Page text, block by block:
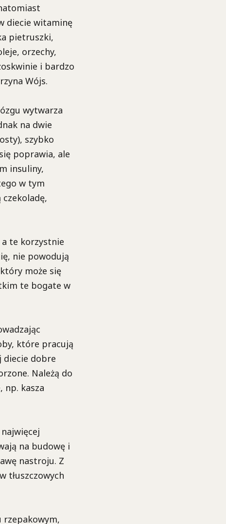
diecie witaminę
pietruszki,
orzechy,
i bardzo
Wójs.
wytwarza
na dwie
szybko
poprawia, ale
insuliny,
w tym
a te korzystnie
nie powodują
może się
te bogate w
które pracują
diecie dobre
Należą do
np. kasza
na budowę i
nastroju. Z
tłuszczowych
rzepakowym,